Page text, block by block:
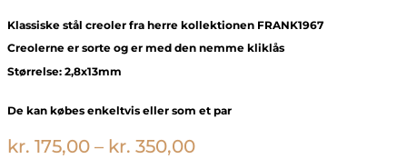
Klassiske stål creoler fra herre kollektionen FRANK1967
Creolerne er sorte og er med den nemme kliklås
Størrelse: 2,8x13mm
De kan købes enkeltvis eller som et par
kr. 175,00 – kr. 350,00Prisinterval: